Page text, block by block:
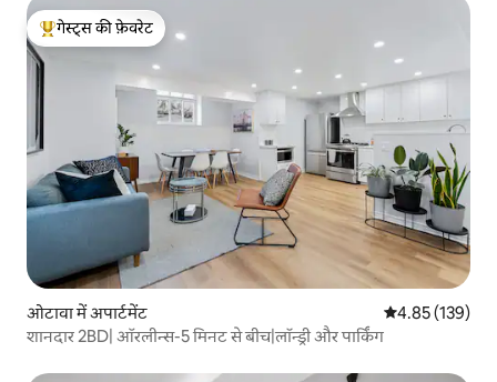
गेस्ट्स का टॉप फ़ेवरेट
गेस्ट्स की फ़ेवरेट
ओटावा में अपार्टमेंट औसत रेटिंग 5 में से
4.85 (139)
शानदार 2BD| ऑरलीन्स-5 मिनट से बीच|लॉन्ड्री और पार्किंग